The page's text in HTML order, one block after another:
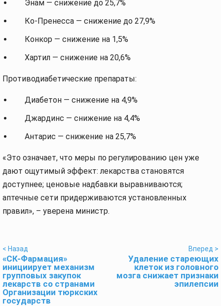
Энам — снижение до 25,7%
Ко-Пренесса — снижение до 27,9%
Конкор — снижение на 1,5%
Хартил — снижение на 20,6%
Противодиабетические препараты:
Диабетон — снижение на 4,9%
Джардинс — снижение на 4,4%
Антарис — снижение на 25,7%
«Это означает, что меры по регулированию цен уже
дают ощутимый эффект: лекарства становятся
доступнее; ценовые надбавки выравниваются;
аптечные сети придерживаются установленных
правил», – уверена министр.
< Назад
«СК-Фармация»
инициирует механизм
групповых закупок
лекарств со странами
Организации тюркских
государств
Вперед >
Удаление стареющих
клеток из головного
мозга снижает признаки
эпилепсии